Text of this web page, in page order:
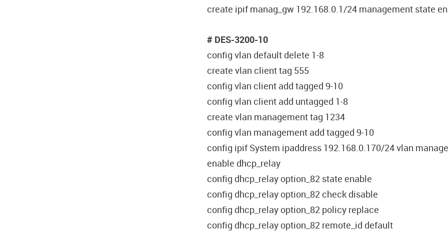
create ipif manag_gw 192.168.0.1/24 management state
# DES-3200-10
config vlan default delete 1-8
create vlan client tag 555
config vlan client add tagged 9-10
config vlan client add untagged 1-8
create vlan management tag 1234
config vlan management add tagged 9-10
config ipif System ipaddress 192.168.0.170/24 vlan
enable dhcp_relay
config dhcp_relay option_82 state enable
config dhcp_relay option_82 check disable
config dhcp_relay option_82 policy replace
config dhcp_relay option_82 remote_id default